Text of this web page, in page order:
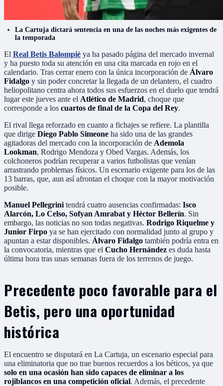
La Cartuja dictará sentencia en una de las noches más exigentes de
la temporada
El Real Betis Balompié ya ha pasado página del mercado invernal
y ha puesto toda su atención en una cita marcada en rojo en el
calendario. Tras cerrar enero con la única incorporación de Álvaro
Fidalgo y sin poder concretar la llegada de un delantero, el cuadro
heliopolitano centra ahora todos sus esfuerzos en el duelo que tendrá
lugar este jueves ante el Atlético de Madrid, choque que
corresponde a los cuartos de final de la Copa del Rey.
El rival llega reforzado en cuanto a fichajes se refiere. La plantilla
que dirige Diego Pablo Simeone ha sido una de las grandes
agitadoras del mercado con la incorporación de Ademola
Lookman, Rodrigo Mendoza y Obed Vargas. Además, los
colchoneros podrían recuperar a varios futbolistas que venían
arrastrando problemas físicos. Un escenario exigente para los de las
13 barras, que, aun así afrontan el choque con la mayor motivación
posible.
Manuel Pellegrini tendrá cuatro ausencias confirmadas: Isco
Alarcón, Lo Celso, Sofyan Amrabat y Héctor Bellerín. Sin
embargo, las noticias no son todas negativas. Rodrigo Riquelme y
Junior Firpo ya se han ejercitado con normalidad junto al grupo y
apuntan a estar disponibles. Álvaro Fidalgo también podría entra en
la convocatoria, mientras que el Cucho Hernández es duda hasta
última hora tras unas semanas fuera de los terrenos de juego.
Precedente poco favorable para el
Betis, pero una oportunidad
histórica
El encuentro se disputará en La Cartuja, un escenario especial para
una eliminatoria que no trae buenos recuerdos a los béticos, ya que
solo en una ocasión han sido capaces de eliminar a los
rojiblancos en una competición oficial. Además, el precedente